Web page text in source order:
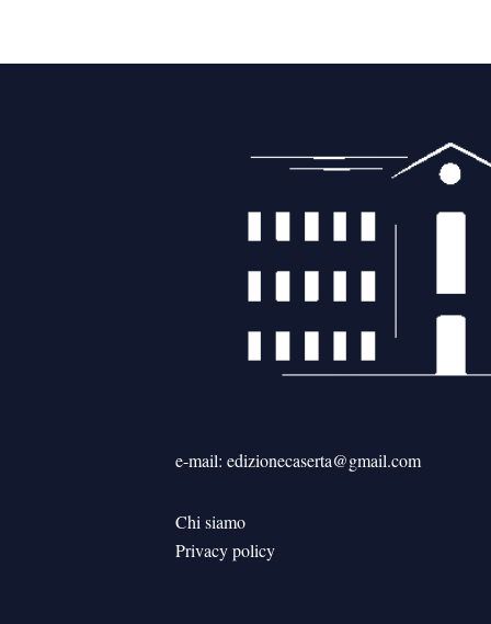
e-mail: edizionecaserta@gmail.com
Chi siamo
Privacy policy